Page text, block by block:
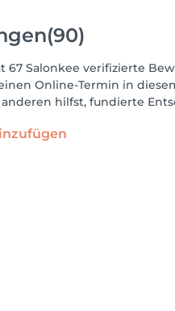
(90)
67 Salonkee verifizierte
Online-Termin in
hilfst, fundierte